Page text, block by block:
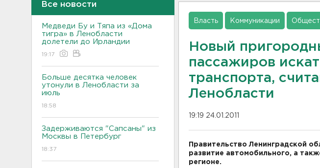
Все новости
Медведи Бу и Тяпа из «Дома
тигра» в Ленобласти
долетели до Ирландии
19:17
Больше десятка человек
утонули в Ленобласти за
июль
18:58
Задерживаются "Сапсаны" из
Москвы в Петербург
18:37
Власть Коммуникации
Новый
пассажиров
транспорта,
Ленобласти
19:19 24.01.2011
Правительство Ленинградской
развитие автомобильного, а
регионе.